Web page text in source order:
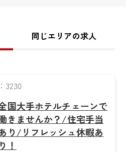
同じエリアの求人
3230
国大手ホテルチェーンで
きませんか？/住宅手当
り/リフレッシュ休暇あ
り！